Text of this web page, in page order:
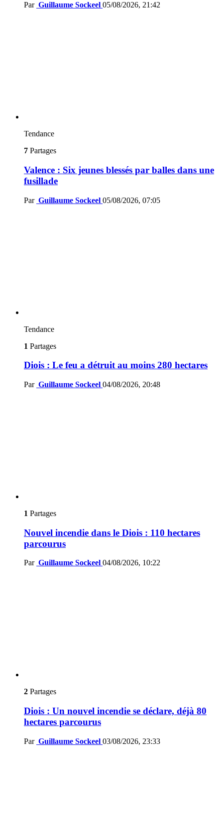
Par Guillaume Sockeel 05/08/2026, 21:42
Tendance
7 Partages
Valence : Six jeunes blessés par balles dans une
fusillade
Par Guillaume Sockeel 05/08/2026, 07:05
Tendance
1 Partages
Diois : Le feu a détruit au moins 280 hectares
Par Guillaume Sockeel 04/08/2026, 20:48
1 Partages
Nouvel incendie dans le Diois : 110 hectares
parcourus
Par Guillaume Sockeel 04/08/2026, 10:22
2 Partages
Diois : Un nouvel incendie se déclare, déjà 80
hectares parcourus
Par Guillaume Sockeel 03/08/2026, 23:33